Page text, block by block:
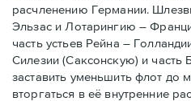
расчленению Германии.
Эльзас и Лотарингию –
часть устьев Рейна –
Силезии (Саксонскую) и часть
заставить уменьшить флот до
вторгаться в её внутренние